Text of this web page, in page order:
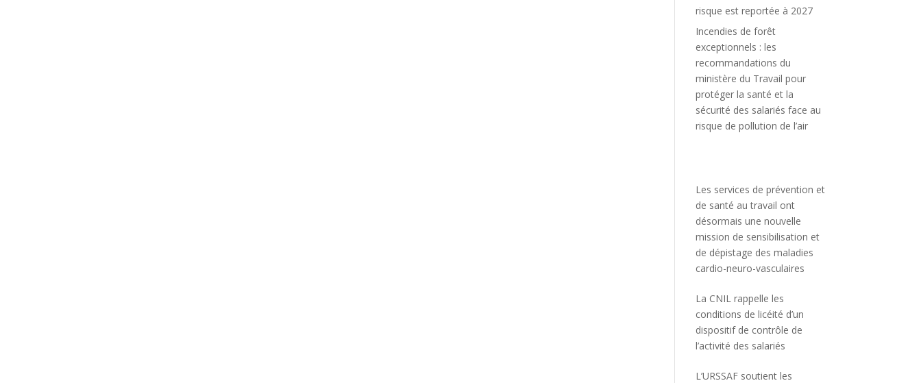
risque est reportée à 2027
Incendies de forêt
exceptionnels : les
recommandations du
ministère du Travail pour
protéger la santé et la
sécurité des salariés face au
risque de pollution de l’air
Les services de prévention et
de santé au travail ont
désormais une nouvelle
mission de sensibilisation et
de dépistage des maladies
cardio-neuro-vasculaires
La CNIL rappelle les
conditions de licéité d’un
dispositif de contrôle de
l’activité des salariés
L’URSSAF soutient les